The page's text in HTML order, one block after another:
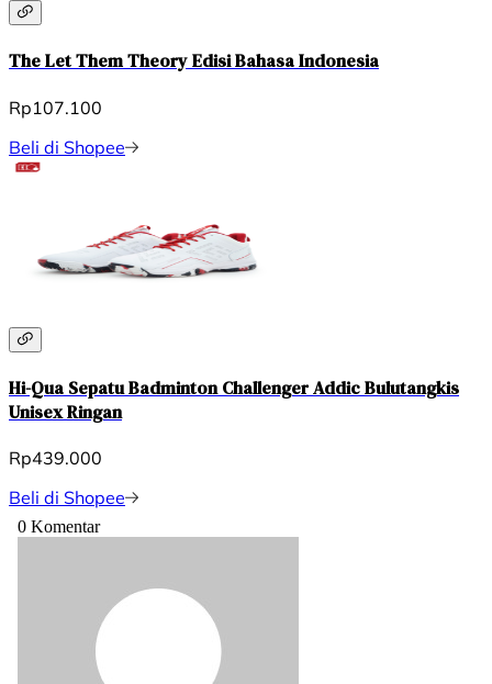
The Let Them Theory Edisi Bahasa Indonesia
Rp107.100
Beli di Shopee
Hi-Qua Sepatu Badminton Challenger Addic Bulutangkis
Unisex Ringan
Rp439.000
Beli di Shopee